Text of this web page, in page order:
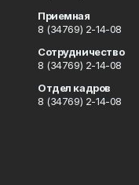
Приемная
8 (34769) 2-14-08
Сотрудничество
8 (34769) 2-14-08
Отдел кадров
8 (34769) 2-14-08